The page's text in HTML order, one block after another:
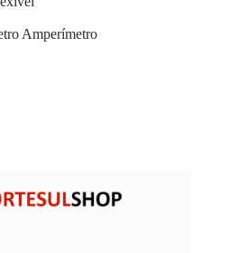
Amperímetro